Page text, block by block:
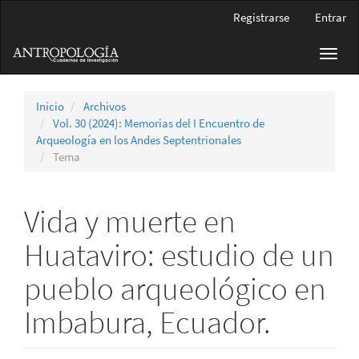
principal
Barra
Registrarse Entrar
Inicio
Archivos
Vol. 30 (2024): Memorias del I Encuentro de
Arqueología en los Andes Septentrionales
Tema
Vida y muerte en
Huataviro: estudio de un
pueblo arqueológico en
Imbabura, Ecuador.